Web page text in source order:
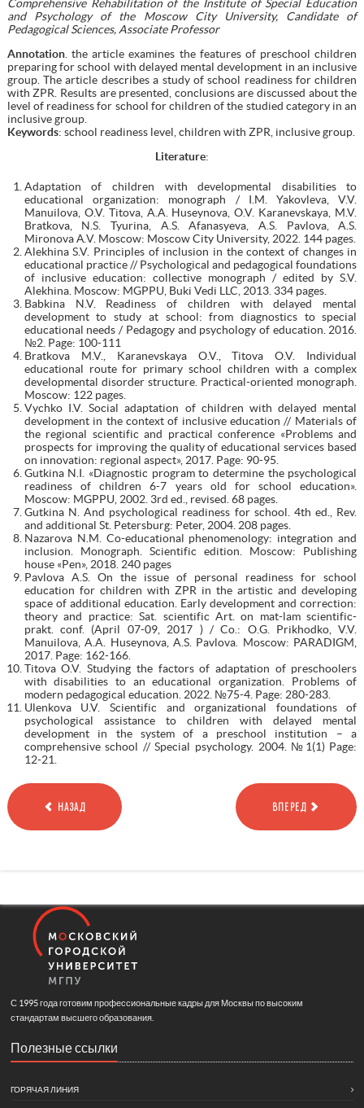
Comprehensive Rehabilitation of the Institute of Special Education
and Psychology of the Moscow City University, Candidate of
Pedagogical Sciences, Associate Professor
Annotation. the article examines the features of preschool children
preparing for school with delayed mental development in an inclusive
group. The article describes a study of school readiness for children
with ZPR. Results are presented, conclusions are discussed about the
level of readiness for school for children of the studied category in an
inclusive group.
Keywords: school readiness level, children with ZPR, inclusive group.
Literature:
Adaptation of children with developmental disabilities to
educational organization: monograph / I.M. Yakovleva, V.V.
Manuilova, O.V. Titova, A.A. Huseynova, O.V. Karanevskaya, M.V.
Bratkova, N.S. Tyurina, A.S. Afanasyeva, A.S. Pavlova, A.S.
Mironova А.V. Moscow: Moscow City University, 2022. 144 pages.
Alekhina S.V. Principles of inclusion in the context of changes in
educational practice // Psychological and pedagogical foundations
of inclusive education: collective monograph / edited by S.V.
Alekhina. Moscow: MGPPU, Buki Vedi LLC, 2013. 334 pages.
Babkina N.V. Readiness of children with delayed mental
development to study at school: from diagnostics to special
educational needs / Pedagogy and psychology of education. 2016.
№2. Page: 100-111
Bratkova M.V., Karanevskaya O.V., Titova O.V. Individual
educational route for primary school children with a complex
developmental disorder structure. Practical-oriented monograph.
Moscow: 122 pages.
Vychko I.V. Social adaptation of children with delayed mental
development in the context of inclusive education // Materials of
the regional scientific and practical conference «Problems and
prospects for improving the quality of educational services based
on innovation: regional aspect», 2017. Page: 90-95.
Gutkina N.I. «Diagnostic program to determine the psychological
readiness of children 6-7 years old for school education».
Moscow: MGPPU, 2002. 3rd ed., revised. 68 pages.
Gutkina N. And psychological readiness for school. 4th ed., Rev.
and additional St. Petersburg: Peter, 2004. 208 pages.
Nazarova N.M. Co-educational phenomenology: integration and
inclusion. Monograph. Scientific edition. Moscow: Publishing
house «Pen», 2018. 240 pages
Pavlova A.S. On the issue of personal readiness for school
education for children with ZPR in the artistic and developing
space of additional education. Early development and correction:
theory and practice: Sat. scientific Art. on mat-lam scientific-
prakt. conf. (April 07-09, 2017 ) / Co.: O.G. Prikhodko, V.V.
Manuilova, A.A. Huseynova, A.S. Pavlova. Moscow: PARADIGM,
2017. Page: 162-166.
Titova O.V. Studying the factors of adaptation of preschoolers
with disabilities to an educational organization. Problems of
modern pedagogical education. 2022. №75-4. Page: 280-283.
Ulenkova U.V. Scientific and organizational foundations of
psychological assistance to children with delayed mental
development in the system of a preschool institution – a
comprehensive school // Special psychology. 2004. №1(1) Page:
12-21.
НАЗАД ВПЕРЕД
С 1995 года готовим профессиональные кадры для Москвы по высоким
стандартам высшего образования.
Полезные ссылки
ГОРЯЧАЯ ЛИНИЯ